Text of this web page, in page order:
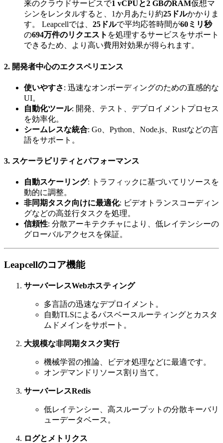
来のクラウドサービスで1 vCPUと2 GBのRAM仮想マ
シンをレンタルすると、1か月あたり約25ドルかかりま
す。 Leapcellでは、 25ドルで平均応答時間が60ミリ秒
の694万件のリクエスト を処理するサービスをサポート
できるため、より高い費用対効果が得られます。
2. 開発者中心のエクスペリエンス
使いやすさ: 迅速なオンボーディングのための直感的な
UI。
自動化ツール: 開発、テスト、デプロイメントプロセス
を効率化。
シームレスな統合: Go、Python、Node.js、Rustなどの言
語をサポート。
3. スケーラビリティとパフォーマンス
自動スケーリング: トラフィックに基づいてリソースを
動的に調整。
非同期タスク向けに最適化: ビデオトランスコーディン
グなどの高並行タスクを処理。
信頼性: 分散アーキテクチャにより、低レイテンシーの
グローバルアクセスを保証。
Leapcellのコア機能
サーバーレスWebホスティング
多言語の迅速なデプロイメント。
自動TLSによるパスベースルーティングとカスタ
ムドメインをサポート。
大規模な非同期タスク実行
機械学習の推論、ビデオ処理などに最適です。
オンデマンドリソース割り当て。
サーバーレスRedis
低レイテンシー、高スループットの分散キーバリ
ューデータベース。
ログとメトリクス